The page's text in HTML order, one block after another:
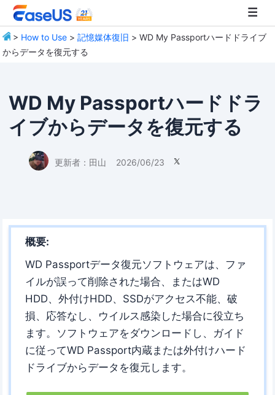
> How to Use >記憶媒体復旧 > WD My Passportハードドライブ
からデータを復元する
WD My Passportハードドラ
イブからデータを復元する
更新者： 田山 2026/06/23 
概要:
WD Passportデータ復元ソフトウェアは、ファ
イルが誤って削除された場合、またはWD
HDD、外付けHDD、SSDがアクセス不能、破
損、応答なし、ウイルス感染した場合に役立ち
ます。ソフトウェアをダウンロードし、ガイド
に従ってWD Passport内蔵または外付けハード
ドライブからデータを復元します。